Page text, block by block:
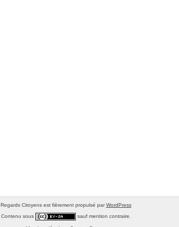
Regards Citoyens est fièrement propulsé parWordPress
Contenu sous sauf mention contraire.